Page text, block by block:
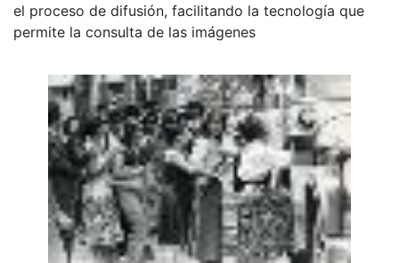
el proceso de difusión, facilitando la tecnología que
permite la consulta de las imágenes